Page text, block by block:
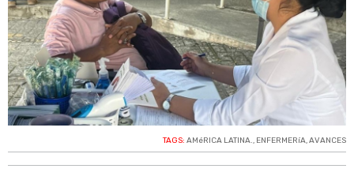
TAGS: AMéRICA LATINA., ENFERMERíA,AVANCES